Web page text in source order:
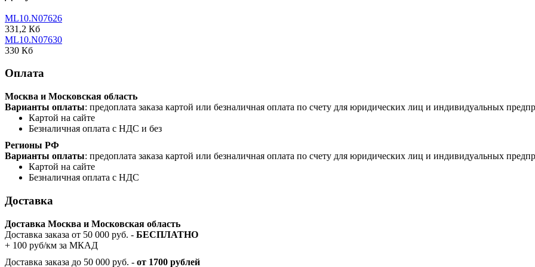
ML10.N07626
331,2 Кб
ML10.N07630
330 Кб
Оплата
Москва и Московская область
Варианты оплаты: предоплата заказа картой или безналичная оплата по счету для юридических лиц и индивидуальных
Картой на сайте
Безналичная оплата с НДС и без
Регионы РФ
Варианты оплаты: предоплата заказа картой или безналичная оплата по счету для юридических лиц и индивидуальных
Картой на сайте
Безналичная оплата с НДС
Доставка
Доставка Москва и Московская область
Доставка заказа от 50 000 руб. - БЕСПЛАТНО
+ 100 руб/км за МКАД
Доставка заказа до 50 000 руб. - от 1700 рублей